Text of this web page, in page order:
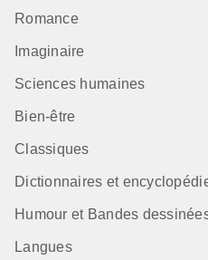
Romance
Imaginaire
Sciences humaines
Bien-être
Classiques
Dictionnaires et
Humour et Bandes
Langues